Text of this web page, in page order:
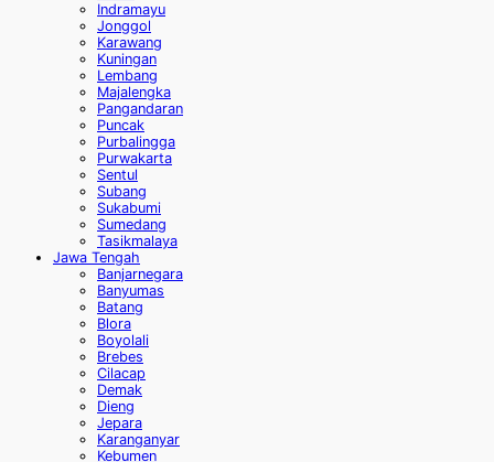
Indramayu
Jonggol
Karawang
Kuningan
Lembang
Majalengka
Pangandaran
Puncak
Purbalingga
Purwakarta
Sentul
Subang
Sukabumi
Sumedang
Tasikmalaya
Jawa Tengah
Banjarnegara
Banyumas
Batang
Blora
Boyolali
Brebes
Cilacap
Demak
Dieng
Jepara
Karanganyar
Kebumen